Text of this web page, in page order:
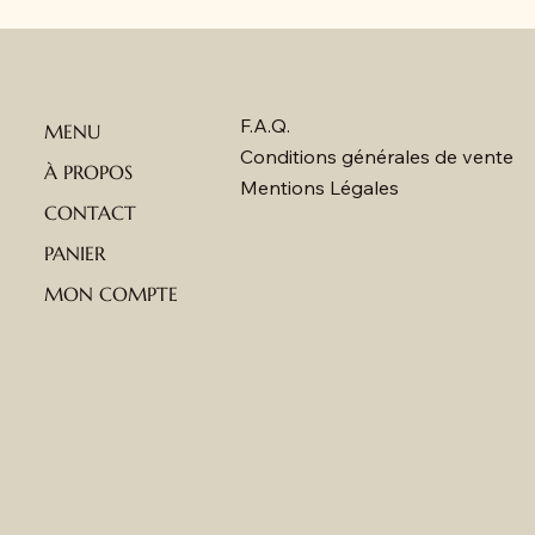
MENU
À PROPOS
CONTACT
PANIER
MON COMPTE
F.A.Q.
Conditions générales de vente
Mentions Légales